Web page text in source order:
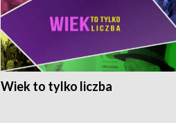
Wiek to tylko liczba